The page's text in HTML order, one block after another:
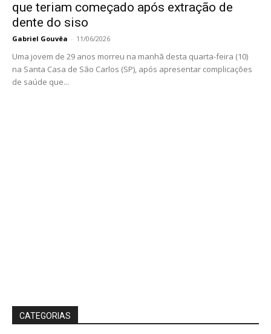
que teriam começado após extração de
dente do siso
Gabriel Gouvêa - 11/06/2026
Uma jovem de 29 anos morreu na manhã desta quarta-feira (10)
na Santa Casa de São Carlos (SP), após apresentar complicações
de saúde que...
CATEGORIAS